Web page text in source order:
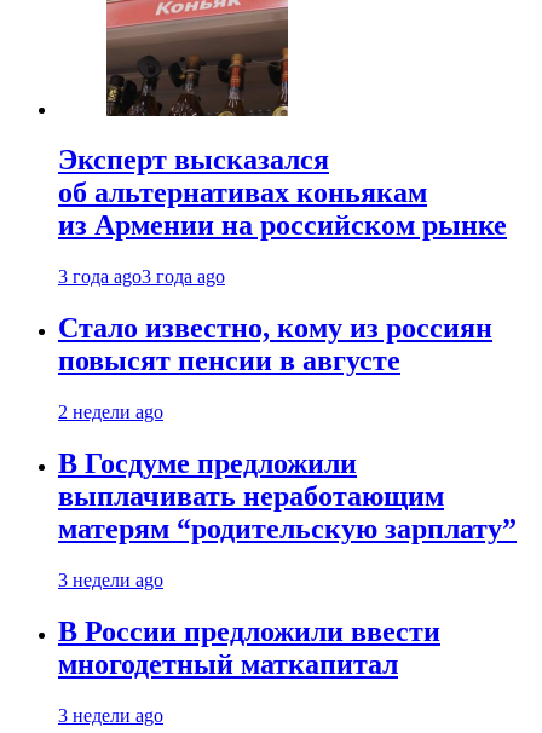
Эксперт высказался
об альтернативах коньякам
из Армении на российском рынке
3 года ago3 года ago
Стало известно, кому из россиян
повысят пенсии в августе
2 недели ago
В Госдуме предложили
выплачивать неработающим
матерям “родительскую зарплату”
3 недели ago
В России предложили ввести
многодетный маткапитал
3 недели ago